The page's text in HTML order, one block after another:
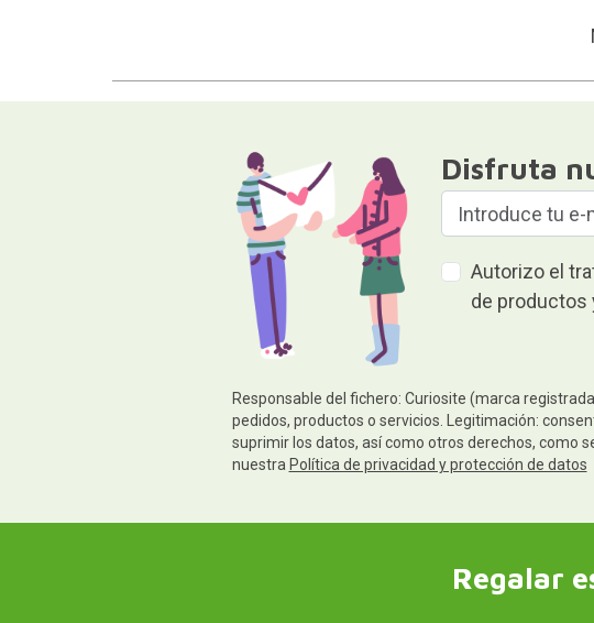
Disfruta
Autorizo el
de productos
Responsable del fichero: Curiosite (marca
pedidos, productos o servicios. Legitimación:
suprimir los datos, así como otros derechos, como
nuestra Política de privacidad y protección de datos
Regalar